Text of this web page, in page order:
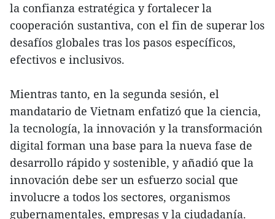
la confianza estratégica y fortalecer la
cooperación sustantiva, con el fin de superar los
desafíos globales tras los pasos específicos,
efectivos e inclusivos.
Mientras tanto, en la segunda sesión, el
mandatario de Vietnam enfatizó que la ciencia,
la tecnología, la innovación y la transformación
digital forman una base para la nueva fase de
desarrollo rápido y sostenible, y añadió que la
innovación debe ser un esfuerzo social que
involucre a todos los sectores, organismos
gubernamentales, empresas y la ciudadanía.